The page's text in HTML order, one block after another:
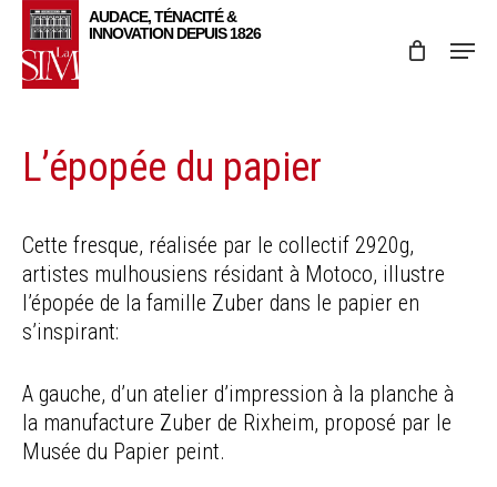
Skip
main
Menu
L’épopée du papier
Cette fresque, réalisée par le collectif 2920g,
artistes mulhousiens résidant à Motoco, illustre
l’épopée de la famille Zuber dans le papier en
s’inspirant:
A gauche, d’un atelier d’impression à la planche à
la manufacture Zuber de Rixheim, proposé par le
Musée du Papier peint.